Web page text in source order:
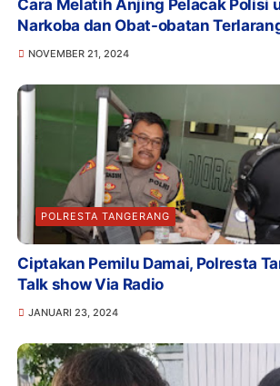
Cara Melatih Anjing Pelacak Polisi
Narkoba dan Obat-obatan
NOVEMBER 21, 2024
POLRESTA TANGERANG
Ciptakan Pemilu Damai, Polresta
Talk show Via Radio
JANUARI 23, 2024